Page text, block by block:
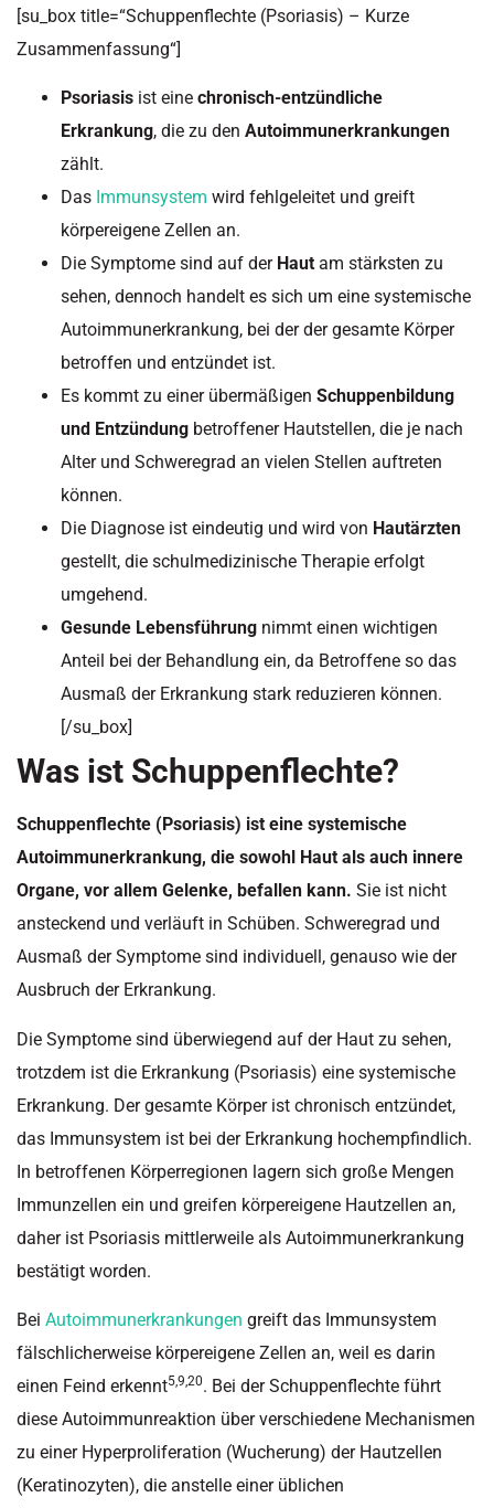
[su_box title=“Schuppenflechte (Psoriasis) – Kurze
Zusammenfassung“]
Psoriasis ist eine chronisch-entzündliche
Erkrankung, die zu den Autoimmunerkrankungen
zählt.
Das Immunsystem wird fehlgeleitet und greift
körpereigene Zellen an.
Die Symptome sind auf der Haut am stärksten zu
sehen, dennoch handelt es sich um eine systemische
Autoimmunerkrankung, bei der der gesamte Körper
betroffen und entzündet ist.
Es kommt zu einer übermäßigen Schuppenbildung
und Entzündung betroffener Hautstellen, die je nach
Alter und Schweregrad an vielen Stellen auftreten
können.
Die Diagnose ist eindeutig und wird von Hautärzten
gestellt, die schulmedizinische Therapie erfolgt
umgehend.
Gesunde Lebensführung nimmt einen wichtigen
Anteil bei der Behandlung ein, da Betroffene so das
Ausmaß der Erkrankung stark reduzieren können.
[/su_box]
Was ist Schuppenflechte?
Schuppenflechte (Psoriasis) ist eine systemische
Autoimmunerkrankung, die sowohl Haut als auch innere
Organe, vor allem Gelenke, befallen kann. Sie ist nicht
ansteckend und verläuft in Schüben. Schweregrad und
Ausmaß der Symptome sind individuell, genauso wie der
Ausbruch der Erkrankung.
Die Symptome sind überwiegend auf der Haut zu sehen,
trotzdem ist die Erkrankung (Psoriasis) eine systemische
Erkrankung. Der gesamte Körper ist chronisch entzündet,
das Immunsystem ist bei der Erkrankung hochempfindlich.
In betroffenen Körperregionen lagern sich große Mengen
Immunzellen ein und greifen körpereigene Hautzellen an,
daher ist Psoriasis mittlerweile als Autoimmunerkrankung
bestätigt worden.
Bei Autoimmunerkrankungen greift das Immunsystem
fälschlicherweise körpereigene Zellen an, weil es darin
einen Feind erkennt5,9,20. Bei der Schuppenflechte führt
diese Autoimmunreaktion über verschiedene Mechanismen
zu einer Hyperproliferation (Wucherung) der Hautzellen
(Keratinozyten), die anstelle einer üblichen